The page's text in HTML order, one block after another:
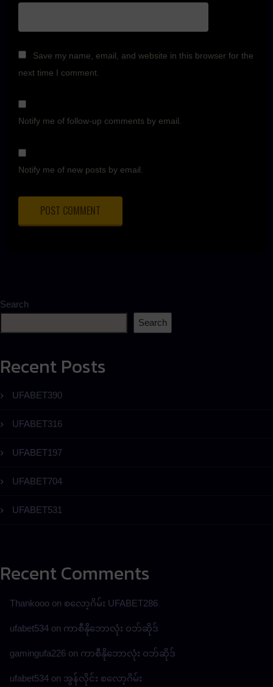
Save my name, email, and website in this browser for the
next time I comment.
Notify me of follow-up comments by email.
Notify me of new posts by email.
Search
Search
Recent Posts
UFABET390
UFABET316
UFABET197
UFABET704
UFABET531
Recent Comments
Thankooo on စလော့ဂိမ်း UFABET286
ufabet534 on ကာစီနိုဘောလုံး ဝဘ်ဆိုဒ်
gamingufa226 on ကာစီနိုဘောလုံး ဝဘ်ဆိုဒ်
ufabet534 on အွန်လိုင်း စလော့ဂိမ်း